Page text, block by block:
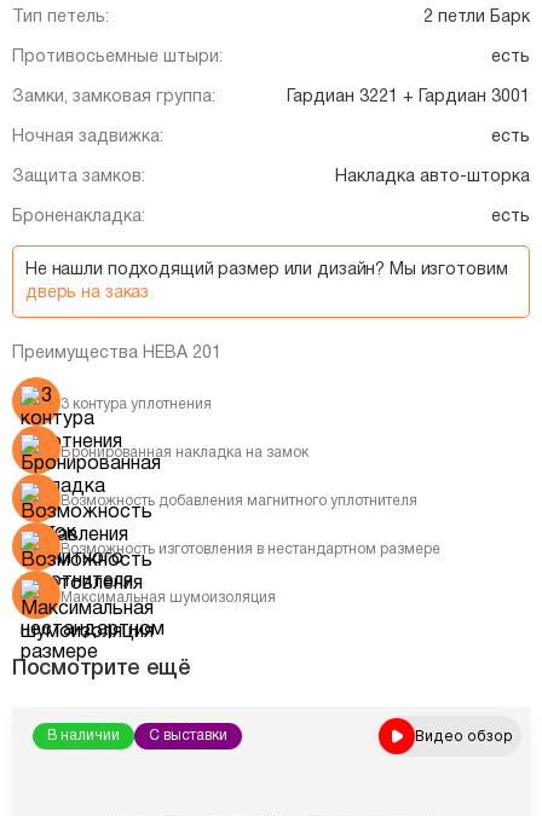
Тип петель: 2 петли Барк
Противосьемные штыри: есть
Замки, замковая группа: Гардиан 3221 + Гардиан 3001
Ночная задвижка: есть
Защита замков: Накладка авто-шторка
Броненакладка: есть
Не нашли подходящий размер или дизайн? Мы изготовим
дверь на заказ
Преимущества НЕВА 201
3 контура уплотнения
Бронированная накладка на замок
Возможность добавления магнитного уплотнителя
Возможность изготовления в нестандартном размере
Максимальная шумоизоляция
Посмотрите ещё
В наличии С выставки Видео обзор